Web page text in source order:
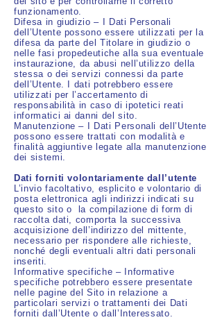
funzionamento.
Difesa in giudizio – I Dati Personali
dell’Utente possono essere utilizzati per la
difesa da parte del Titolare in giudizio o
nelle fasi propedeutiche alla sua eventuale
instaurazione, da abusi nell’utilizzo della
stessa o dei servizi connessi da parte
dell’Utente. I dati potrebbero essere
utilizzati per l’accertamento di
responsabilità in caso di ipotetici reati
informatici ai danni del sito.
Manutenzione – I Dati Personali dell’Utente
possono essere trattati con modalità e
finalità aggiuntive legate alla manutenzione
dei sistemi.
Dati forniti volontariamente dall’utente
L’invio facoltativo, esplicito e volontario di
posta elettronica agli indirizzi indicati su
questo sito o la compilazione di form di
raccolta dati, comporta la successiva
acquisizione dell’indirizzo del mittente,
necessario per rispondere alle richieste,
nonché degli eventuali altri dati personali
inseriti.
Informative specifiche – Informative
specifiche potrebbero essere presentate
nelle pagine del Sito in relazione a
particolari servizi o trattamenti dei Dati
forniti dall’Utente o dall’Interessato.